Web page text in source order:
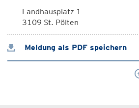
Landhausplatz 1
3109 St. Pölten
Meldung als PDF speichern